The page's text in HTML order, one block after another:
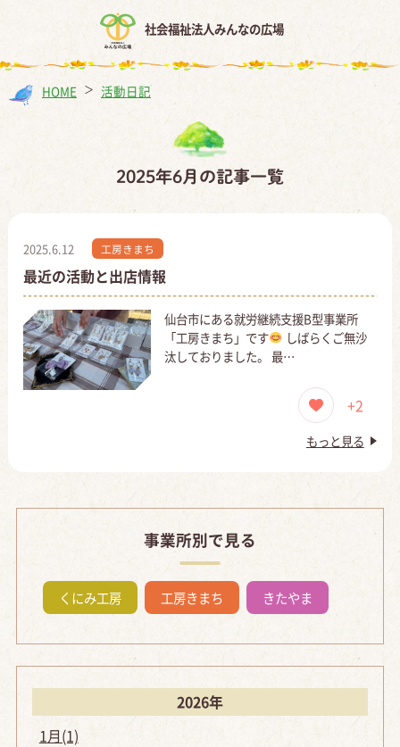
社会福祉法人みんなの広場
HOME ＞ 活動日記
2025年6月の記事一覧
2025.6.12 工房きまち
最近の活動と出店情報
仙台市にある就労継続支援B型事業所
「工房きまち」です
しばらくご無沙
汰しておりました。 最…
+2
もっと見る
事業所別で見る
くにみ工房 工房きまち きたやま
2026年
1月(1)